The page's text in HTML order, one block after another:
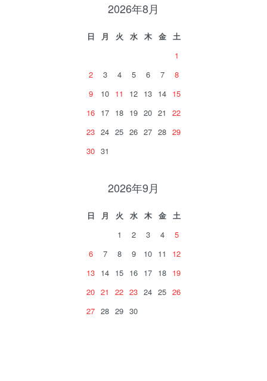
2026年8月
日 月 火 水 木 金
土
1
2
3 4 5 6 7
8
9
10 11 12 13 14 15
16 17 18 19 20 21
22
23 24 25 26 27 28 29
30 31
2026年9月
日 月 火 水 木 金
土
1
2 3 4
5
6
7 8 9 10 11
12
13 14 15 16 17 18 19
20 21 22 23 24 25 26
27 28 29 30